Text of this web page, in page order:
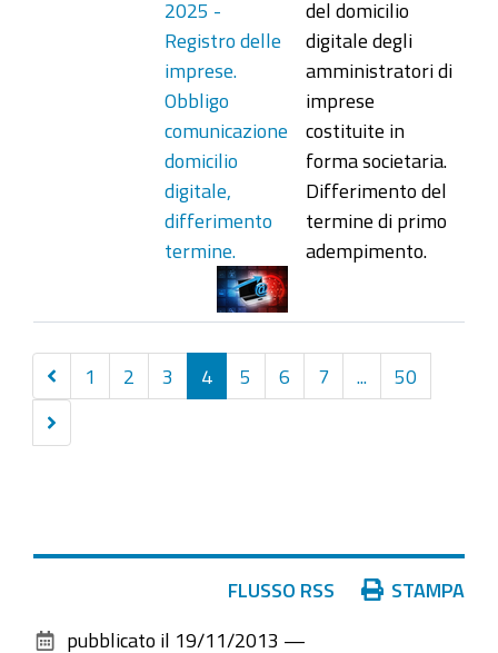
2025 -
Registro delle
imprese.
Obbligo
comunicazione
domicilio
digitale,
differimento
termine.
del domicilio
digitale degli
amministratori di
imprese
costituite in
forma societaria.
Differimento del
termine di primo
adempimento.
Precedenti
10
1 2 3 4 5 6 7 50
Successivi
10
documento
FLUSSO RSS STAMPA
pubblicato il 19/11/2013 —